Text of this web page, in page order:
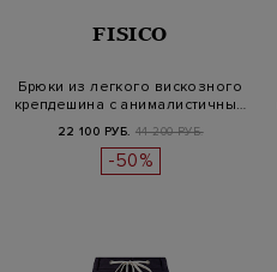
FISICO
Брюки из легкого вискозного
крепдешина с анималистичны…
22 100 РУБ. 44 200 РУБ.
-50%